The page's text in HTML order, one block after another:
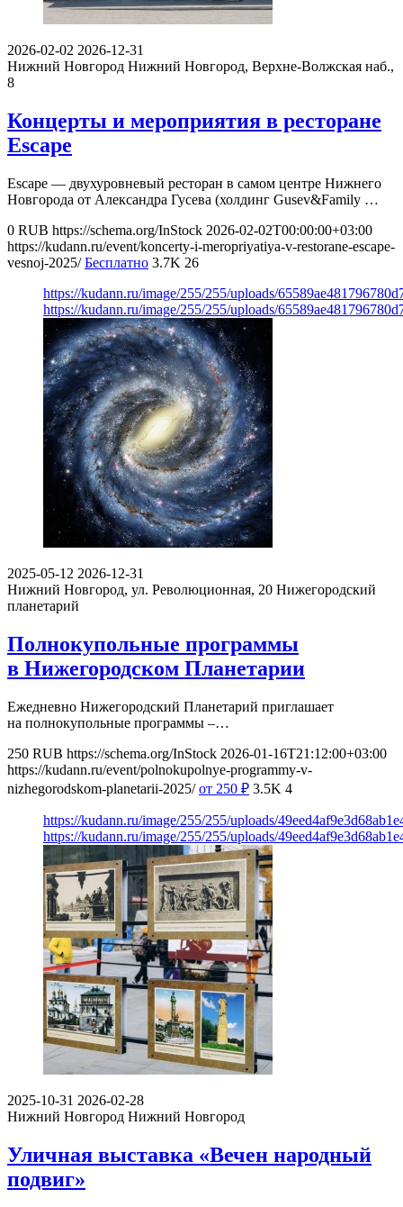
2026-02-02 2026-12-31
Нижний Новгород Нижний Новгород, Верхне-Волжская наб.,
8
Концерты и мероприятия в ресторане
Escape
Escape — двухуровневый ресторан в самом центре Нижнего
Новгорода от Александра Гусева (холдинг Gusev&Family …
0 RUB https://schema.org/InStock 2026-02-02T00:00:00+03:00
https://kudann.ru/event/koncerty-i-meropriyatiya-v-restorane-escape-
vesnoj-2025/ Бесплатно 3.7K 26
https://kudann.ru/image/255/255/uploads/
https://kudann.ru/image/255/255/uploads/
2025-05-12 2026-12-31
Нижний Новгород, ул. Революционная, 20 Нижегородский
планетарий
Полнокупольные программы
в Нижегородском Планетарии
Ежедневно Нижегородский Планетарий приглашает
на полнокупольные программы –…
250 RUB https://schema.org/InStock 2026-01-16T21:12:00+03:00
https://kudann.ru/event/polnokupolnye-programmy-v-
nizhegorodskom-planetarii-2025/ от 250 ₽ 3.5K 4
https://kudann.ru/image/255/255/uploads/
https://kudann.ru/image/255/255/uploads/
2025-10-31 2026-02-28
Нижний Новгород Нижний Новгород
Уличная выставка «Вечен народный
подвиг»